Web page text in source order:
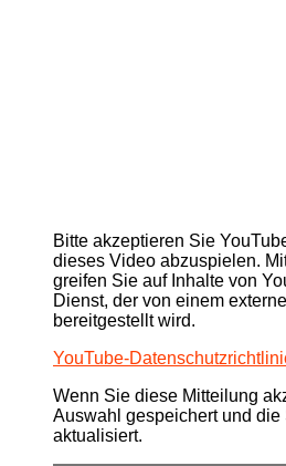
Bitte akzeptieren Sie
dieses Video abzuspielen.
greifen Sie auf Inhalte von
Dienst, der von einem
bereitgestellt wird.
YouTube-
Wenn Sie diese Mitteilung
Auswahl gespeichert und die
aktualisiert.